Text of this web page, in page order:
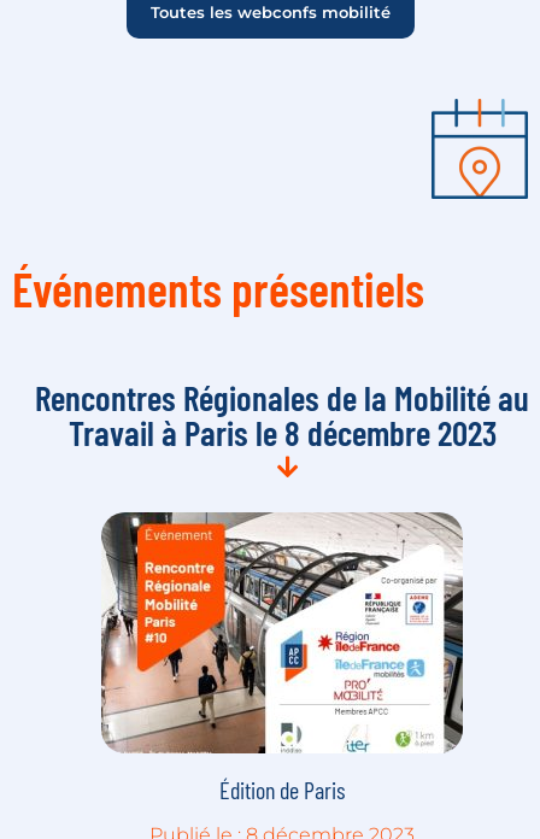
Toutes les webconfs mobilité
Événements présentiels
Rencontres Régionales de la Mobilité au
Travail à Paris le 8 décembre 2023
Édition de Paris